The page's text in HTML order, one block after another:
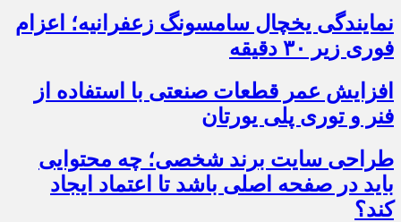
نمایندگی یخچال سامسونگ زعفرانیه؛ اعزام
فوری زیر ۳۰ دقیقه
افزایش عمر قطعات صنعتی با استفاده از
فنر و توری پلی یورتان
طراحی سایت برند شخصی؛ چه محتوایی
باید در صفحه اصلی باشد تا اعتماد ایجاد
کند؟